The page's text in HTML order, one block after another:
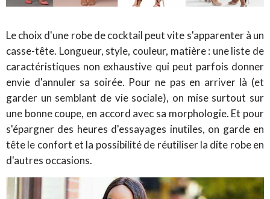
Le choix d'une robe de cocktail peut vite s'apparenter à un
casse-tête. Longueur, style, couleur, matière : une liste de
caractéristiques non exhaustive qui peut parfois donner
envie d'annuler sa soirée. Pour ne pas en arriver là (et
garder un semblant de vie sociale), on mise surtout sur
une bonne coupe, en accord avec sa morphologie. Et pour
s'épargner des heures d'essayages inutiles, on garde en
tête le confort et la possibilité de réutiliser la dite robe en
d'autres occasions.